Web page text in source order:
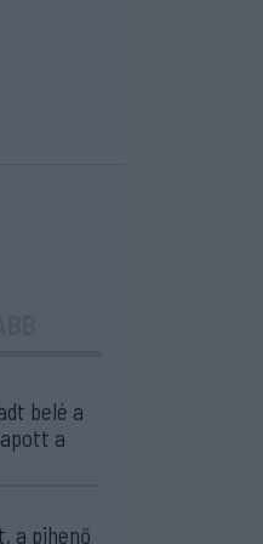
belé a
a
a pihenő